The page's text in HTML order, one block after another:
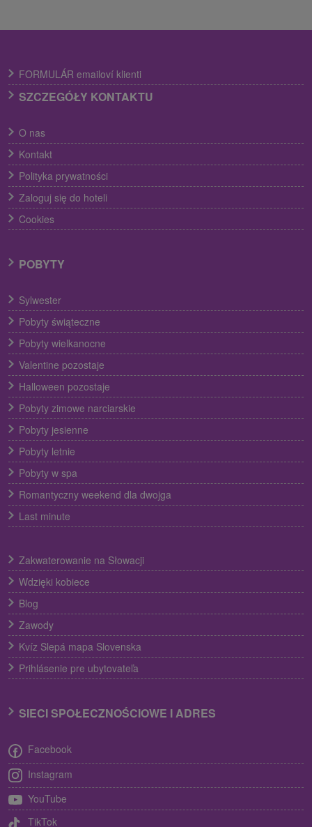
FORMULÁR emailoví klienti
SZCZEGÓŁY KONTAKTU
O nas
Kontakt
Polityka prywatności
Zaloguj się do hoteli
Cookies
POBYTY
Sylwester
Pobyty świąteczne
Pobyty wielkanocne
Valentine pozostaje
Halloween pozostaje
Pobyty zimowe narciarskie
Pobyty jesienne
Pobyty letnie
Pobyty w spa
Romantyczny weekend dla dwojga
Last minute
Zakwaterowanie na Słowacji
Wdzięki kobiece
Blog
Zawody
Kvíz Slepá mapa Slovenska
Prihlásenie pre ubytovateľa
SIECI SPOŁECZNOŚCIOWE I ADRES
Facebook
Instagram
YouTube
TikTok